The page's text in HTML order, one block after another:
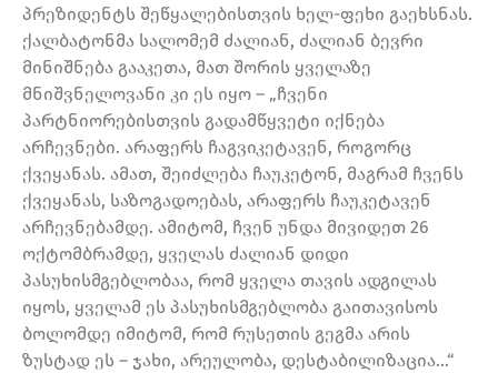
პრეზიდენტს შეწყალებისთვის ხელ-ფეხი გაეხსნას.
ქალბატონმა სალომემ ძალიან, ძალიან ბევრი
მინიშნება გააკეთა, მათ შორის ყველაზე
მნიშვნელოვანი კი ეს იყო – „ჩვენი
პარტნიორებისთვის გადამწყვეტი იქნება
არჩევნები. არაფერს ჩაგვიკეტავენ, როგორც
ქვეყანას. ამათ, შეიძლება ჩაუკეტონ, მაგრამ ჩვენს
ქვეყანას, საზოგადოებას, არაფერს ჩაუკეტავენ
არჩევნებამდე. ამიტომ, ჩვენ უნდა მივიდეთ 26
ოქტომბრამდე, ყველას ძალიან დიდი
პასუხისმგებლობაა, რომ ყველა თავის ადგილას
იყოს, ყველამ ეს პასუხისმგებლობა გაითავისოს
ბოლომდე იმიტომ, რომ რუსეთის გეგმა არის
ზუსტად ეს – ჯახი, არეულობა, დესტაბილიზაცია…“